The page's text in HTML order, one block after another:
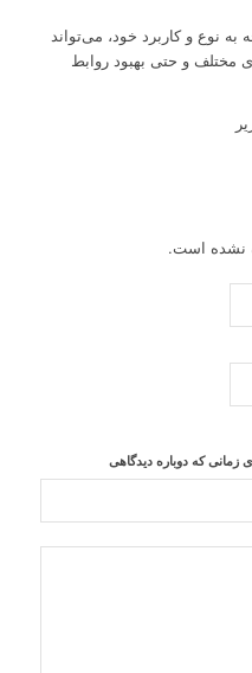
به نوع و کاربرد خود، می‌تواند
مختلف و حتی بهبود روابط
نشده است.
زمانی که دوباره دیدگاهی